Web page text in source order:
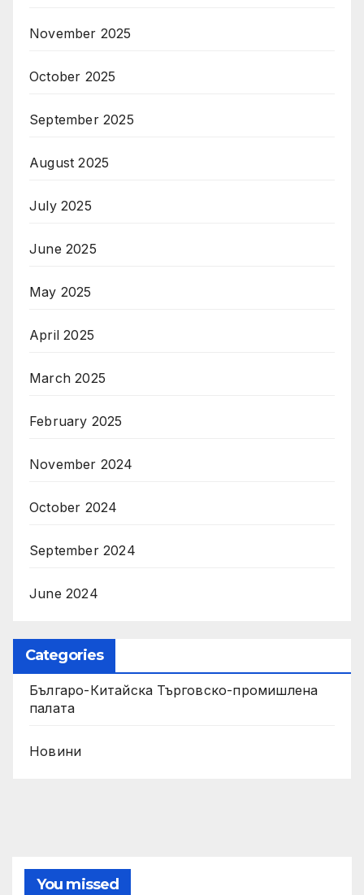
November 2025
October 2025
September 2025
August 2025
July 2025
June 2025
May 2025
April 2025
March 2025
February 2025
November 2024
October 2024
September 2024
June 2024
Categories
Българо-Китайска Търговско-промишлена
палaта
Новини
You missed